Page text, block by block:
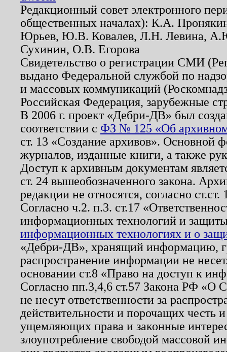
Редакционный совет электронного
общественных началах): К.А.
Юрьев, Ю.В. Ковалев, Л.Н. Левина,
Сухинин, О.В. Егорова
Свидетельство о регистрации СМИ
выдано Федеральной службой по
и массовых коммуникаций
Российская Федерация, зарубежные
В 2006 г. проект «Дебри-ДВ» был
соответствии с ФЗ № 125 «Об
ст. 13 «Создание архивов». Основной
журналов, изданные книги, а также
Доступ к архивным документам
ст. 24 вышеобозначенного закона.
редакции не относятся, согласно
Согласно ч.2. п.3. ст.17
информационных технологий и
информационных технологиях и о
«Дебри-ДВ», хранящий информацию,
распространение информации не
основании ст.8 «Право на доступ к
Согласно пп.3,4,6 ст.57 Закона РФ «О
не несут ответственности за
действительности и порочащих честь
ущемляющих права и законные
злоупотребление свободой массовой